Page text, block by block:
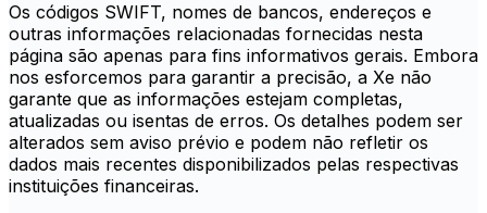
Os códigos SWIFT, nomes de bancos, endereços e
outras informações relacionadas fornecidas nesta
página são apenas para fins informativos gerais. Embora
nos esforcemos para garantir a precisão, a Xe não
garante que as informações estejam completas,
atualizadas ou isentas de erros. Os detalhes podem ser
alterados sem aviso prévio e podem não refletir os
dados mais recentes disponibilizados pelas respectivas
instituições financeiras.